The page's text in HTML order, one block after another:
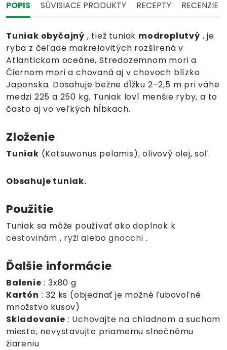
POPIS SÚVISIACE PRODUKTY RECEPTY RECENZIE
Tuniak obyčajný , tiež tuniak modroplutvý , je
ryba z čeľade makrelovitých rozšírená v
Atlantickom oceáne, Stredozemnom mori a
Čiernom mori a chovaná aj v chovoch blízko
Japonska. Dosahuje bežne dĺžku 2–2,5 m pri váhe
medzi 225 a 250 kg. Tuniak loví menšie ryby, a to
často aj vo veľkých hĺbkach.
Zloženie
Tuniak (Katsuwonus pelamis), olivový olej, soľ.
Obsahuje tuniak.
Použitie
Tuniak sa môže používať ako doplnok k
cestovinám , ryži alebognocchi .
Ďalšie informácie
Balenie : 3x80 g
Kartón : 32 ks (objednať je možné ľubovoľné
množstvo kusov)
Skladovanie : Uchovajte na chladnom a suchom
mieste, nevystavujte priamemu slnečnému
žiareniu